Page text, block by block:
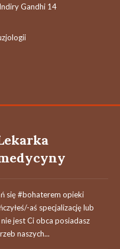
Gandhi 14
się #bohaterem​ opieki
aś specjalizację lub
jest Ci obca posiadasz
naszych...